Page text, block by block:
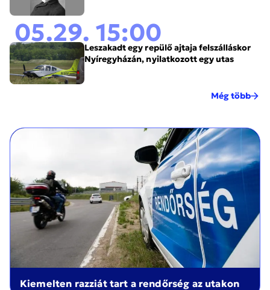
05.29. 15:00
Leszakadt egy repülő ajtaja felszálláskor
Nyíregyházán, nyilatkozott egy utas
Még több
Kiemelten razziát tart a rendőrség az utakon